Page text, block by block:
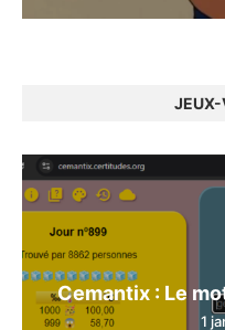
JEUX-
Cemantix : Le
1